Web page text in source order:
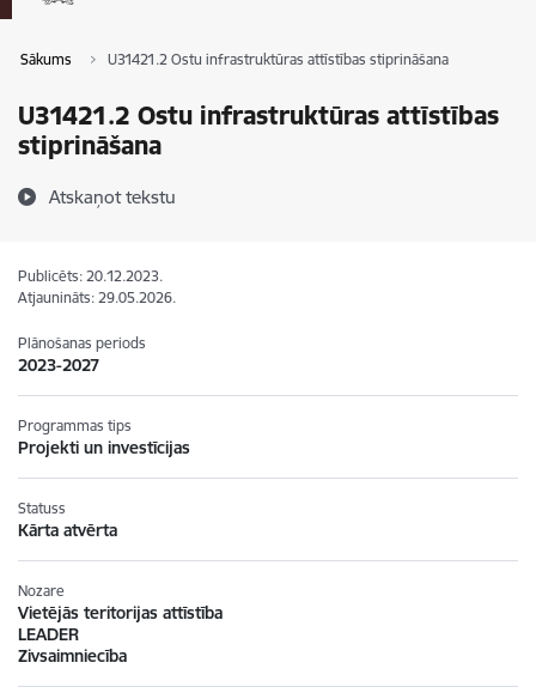
Sākums U31421.2 Ostu infrastruktūras attīstības stiprināšana
U31421.2 Ostu infrastruktūras attīstības
stiprināšana
Atskaņot tekstu
Publicēts: 20.12.2023.
Atjaunināts: 29.05.2026.
Plānošanas periods
2023-2027
Programmas tips
Projekti un investīcijas
Statuss
Kārta atvērta
Nozare
Vietējās teritorijas attīstība
LEADER
Zivsaimniecība